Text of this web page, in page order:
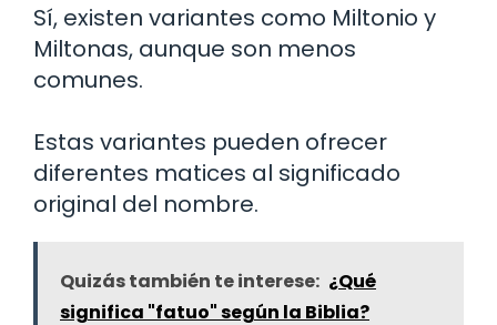
Sí, existen variantes como Miltonio y
Miltonas, aunque son menos
comunes.
Estas variantes pueden ofrecer
diferentes matices al significado
original del nombre.
Quizás también te interese: ¿Qué
significa "fatuo" según la Biblia?